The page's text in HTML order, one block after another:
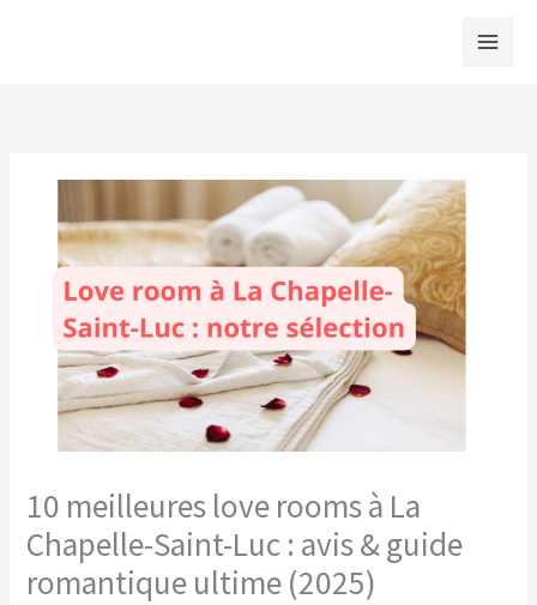
10 meilleures love rooms à La
Chapelle-Saint-Luc : avis & guide
romantique ultime (2025)